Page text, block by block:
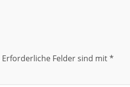
Erforderliche Felder sind mit*